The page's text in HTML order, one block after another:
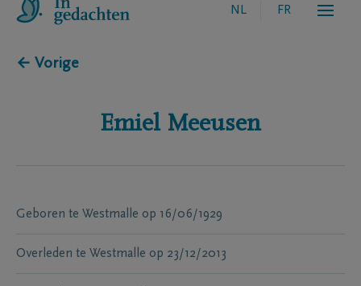
NL FR
← Vorige
Emiel Meeusen
Geboren te Westmalle op 16/06/1929
Overleden te Westmalle op 23/12/2013